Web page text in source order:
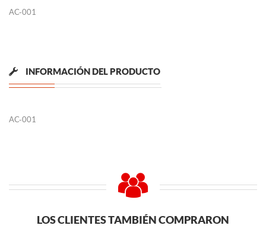
AC-001
INFORMACIÓN DEL PRODUCTO
AC-001
LOS CLIENTES TAMBIÉN COMPRARON